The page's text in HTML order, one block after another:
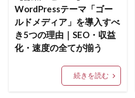
WordPressテーマ「ゴー
ルドメディア」を導入すべ
き5つの理由｜SEO・収益
化・速度の全てが揃う
続きを読む